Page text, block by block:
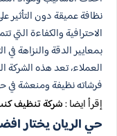
نظافة عميقة دون التأثير
الاحترافية والكفاءة التي
بمعايير الدقة والنزاهة
العملاء، تعد هذه الشركة
فرشاته نظيفة ومنعشة في
إقرأ ايضا :شركة تنظيف
حي الريان يختار